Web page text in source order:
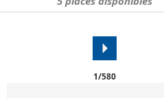
arrow_right
1/580